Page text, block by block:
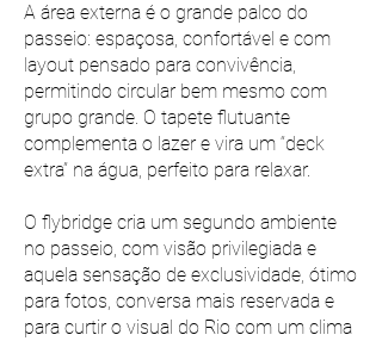
A área externa é o grande palco do
passeio: espaçosa, confortável e com
layout pensado para convivência,
permitindo circular bem mesmo com
grupo grande. O tapete flutuante
complementa o lazer e vira um “deck
extra” na água, perfeito para relaxar.
O flybridge cria um segundo ambiente
no passeio, com visão privilegiada e
aquela sensação de exclusividade, ótimo
para fotos, conversa mais reservada e
para curtir o visual do Rio com um clima